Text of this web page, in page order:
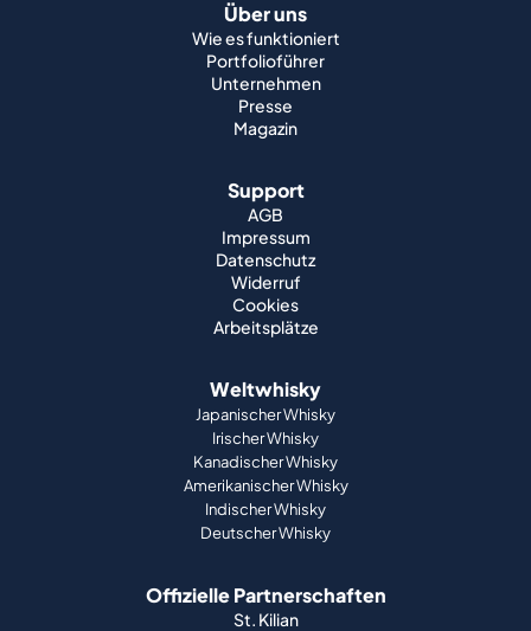
Über uns
Wie es funktioniert
Portfolioführer
Unternehmen
Presse
Magazin
Support
AGB
Impressum
Datenschutz
Widerruf
Cookies
Arbeitsplätze
Weltwhisky
Japanischer Whisky
Irischer Whisky
Kanadischer Whisky
Amerikanischer Whisky
Indischer Whisky
Deutscher Whisky
Offizielle Partnerschaften
St. Kilian